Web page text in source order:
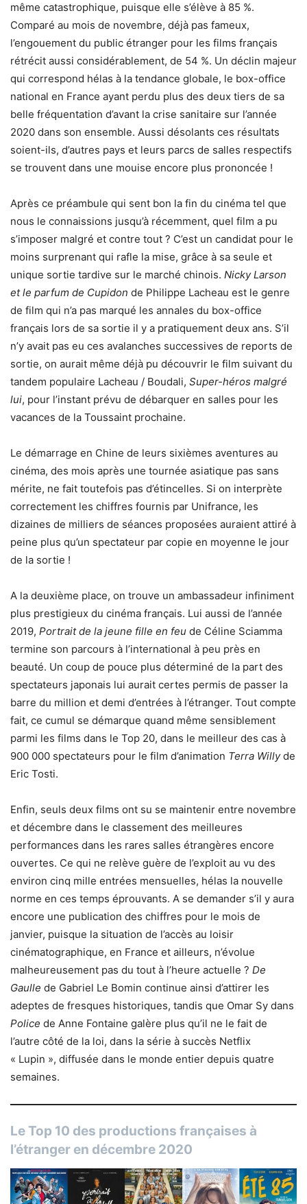
même catastrophique, puisque elle s’élève à 85 %.
Comparé au mois de novembre, déjà pas fameux,
l’engouement du public étranger pour les films français
rétrécit aussi considérablement, de 54 %. Un déclin majeur
qui correspond hélas à la tendance globale, le box-office
national en France ayant perdu plus des deux tiers de sa
belle fréquentation d’avant la crise sanitaire sur l’année
2020 dans son ensemble. Aussi désolants ces résultats
soient-ils, d’autres pays et leurs parcs de salles respectifs
se trouvent dans une mouise encore plus prononcée !
Après ce préambule qui sent bon la fin du cinéma tel que
nous le connaissions jusqu’à récemment, quel film a pu
s’imposer malgré et contre tout ? C’est un candidat pour le
moins surprenant qui rafle la mise, grâce à sa seule et
unique sortie tardive sur le marché chinois. Nicky Larson
et le parfum de Cupidon de Philippe Lacheau est le genre
de film qui n’a pas marqué les annales du box-office
français lors de sa sortie il y a pratiquement deux ans. S’il
n’y avait pas eu ces avalanches successives de reports de
sortie, on aurait même déjà pu découvrir le film suivant du
tandem populaire Lacheau / Boudali, Super-héros malgré
lui, pour l’instant prévu de débarquer en salles pour les
vacances de la Toussaint prochaine.
Le démarrage en Chine de leurs sixièmes aventures au
cinéma, des mois après une tournée asiatique pas sans
mérite, ne fait toutefois pas d’étincelles. Si on interprète
correctement les chiffres fournis par Unifrance, les
dizaines de milliers de séances proposées auraient attiré à
peine plus qu’un spectateur par copie en moyenne le jour
de la sortie !
A la deuxième place, on trouve un ambassadeur infiniment
plus prestigieux du cinéma français. Lui aussi de l’année
2019, Portrait de la jeune fille en feu de Céline Sciamma
termine son parcours à l’international à peu près en
beauté. Un coup de pouce plus déterminé de la part des
spectateurs japonais lui aurait certes permis de passer la
barre du million et demi d’entrées à l’étranger. Tout compte
fait, ce cumul se démarque quand même sensiblement
parmi les films dans le Top 20, dans le meilleur des cas à
900 000 spectateurs pour le film d’animation Terra Willyde
Eric Tosti.
Enfin, seuls deux films ont su se maintenir entre novembre
et décembre dans le classement des meilleures
performances dans les rares salles étrangères encore
ouvertes. Ce qui ne relève guère de l’exploit au vu des
environ cinq mille entrées mensuelles, hélas la nouvelle
norme en ces temps éprouvants. A se demander s’il y aura
encore une publication des chiffres pour le mois de
janvier, puisque la situation de l’accès au loisir
cinématographique, en France et ailleurs, n’évolue
malheureusement pas du tout à l’heure actuelle ? De
Gaulle de Gabriel Le Bomin continue ainsi d’attirer les
adeptes de fresques historiques, tandis que Omar Sy dans
Police de Anne Fontaine galère plus qu’il ne le fait de
l’autre côté de la loi, dans la série à succès Netflix
« Lupin », diffusée dans le monde entier depuis quatre
semaines.
Le Top 10 des productions françaises à
l’étranger en décembre 2020